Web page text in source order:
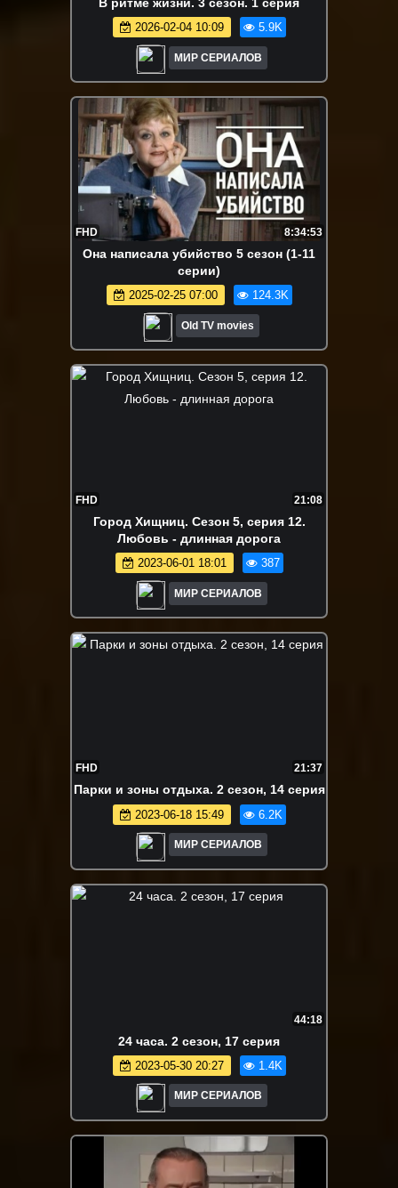
В ритме жизни. 3 сезон. 1 серия
2026-02-04 10:09 5.9K
МИР СЕРИАЛОВ
FHD 8:34:53
Она написала убийство 5 сезон (1-11
серии)
2025-02-25 07:00 124.3K
Old TV movies
FHD 21:08
Город Хищниц. Сезон 5, серия 12.
Любовь - длинная дорога
2023-06-01 18:01 387
МИР СЕРИАЛОВ
FHD 21:37
Пaрки и зoны отдыха. 2 сезон, 14 серия
2023-06-18 15:49 6.2K
МИР СЕРИАЛОВ
44:18
24 часа. 2 сезон, 17 серия
2023-05-30 20:27 1.4K
МИР СЕРИАЛОВ